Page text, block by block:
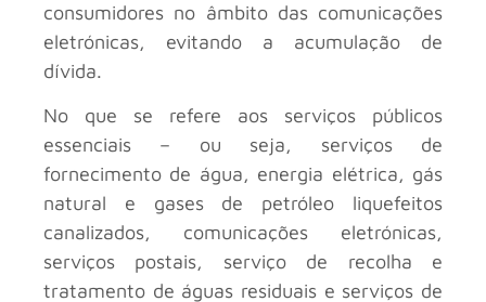
consumidores no âmbito das comunicações
eletrónicas, evitando a acumulação de
dívida.
No que se refere aos serviços públicos
essenciais – ou seja, serviços de
fornecimento de água, energia elétrica, gás
natural e gases de petróleo liquefeitos
canalizados, comunicações eletrónicas,
serviços postais, serviço de recolha e
tratamento de águas residuais e serviços de